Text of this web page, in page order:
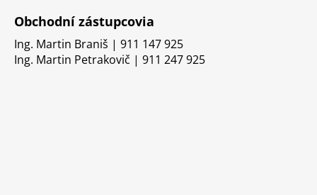
Obchodní zástupcovia
Ing. Martin Braniš | 911 147 925
Ing. Martin Petrakovič | 911 247 925